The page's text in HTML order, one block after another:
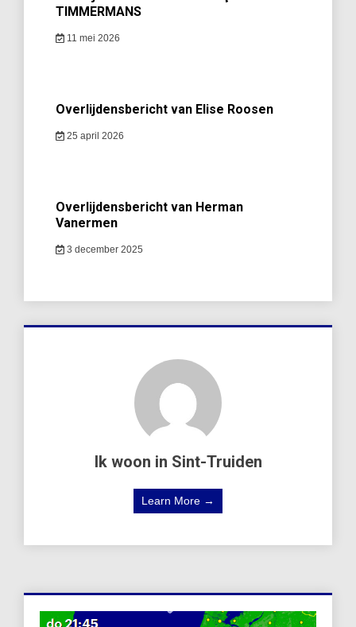
TIMMERMANS
11 mei 2026
Overlijdensbericht van Elise Roosen
25 april 2026
Overlijdensbericht van Herman
Vanermen
3 december 2025
Ik woon in Sint-Truiden
Learn More →